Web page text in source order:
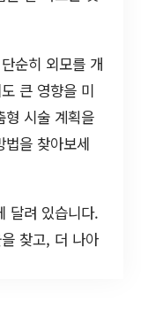
순히 외모를 개
큰 영향을 미
형 시술 계획을
을 찾아보세
달려 있습니다.
찾고, 더 나아